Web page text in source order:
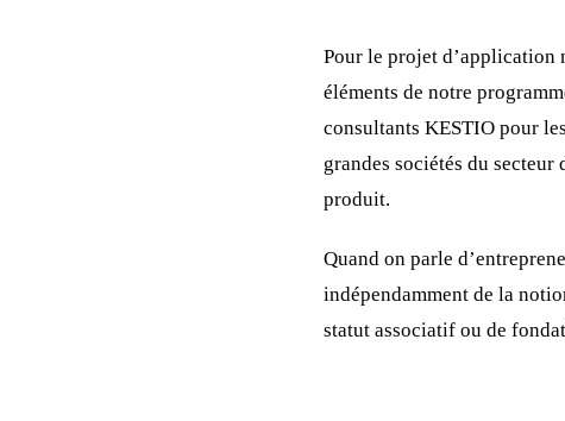
Pour le projet d’application
éléments de notre
consultants KESTIO pour
grandes sociétés du
produit.
Quand on parle
indépendamment de la
statut associatif ou de